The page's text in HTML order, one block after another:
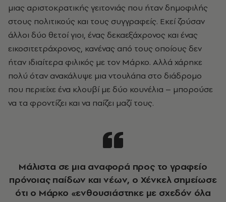
μιας αριστοκρατικής γειτονιάς που ήταν δημοφιλής
στους πολιτικούς και τους συγγραφείς. Εκεί ζούσαν
άλλοι δύο θετοί γιοι, ένας δεκαεξάχρονος και ένας
εικοσιτετράχρονος, κανένας από τους οποίους δεν
ήταν ιδιαίτερα φιλικός με τον Μάρκο. Αλλά χάρηκε
πολύ όταν ανακάλυψε μια ντουλάπα στο διάδρομο
που περιείχε ένα κλουβί με δύο κουνέλια – μπορούσε
να τα φροντίζει και να παίζει μαζί τους.
Μάλιστα σε μια αναφορά προς το γραφείο
πρόνοιας παίδων και νέων, ο Χένκελ σημείωσε
ότι ο Μάρκο «ενθουσιάστηκε με σχεδόν όλα